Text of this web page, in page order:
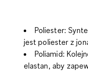
Poliester:
jestpoliester z
Poliamid:
elastan, aby